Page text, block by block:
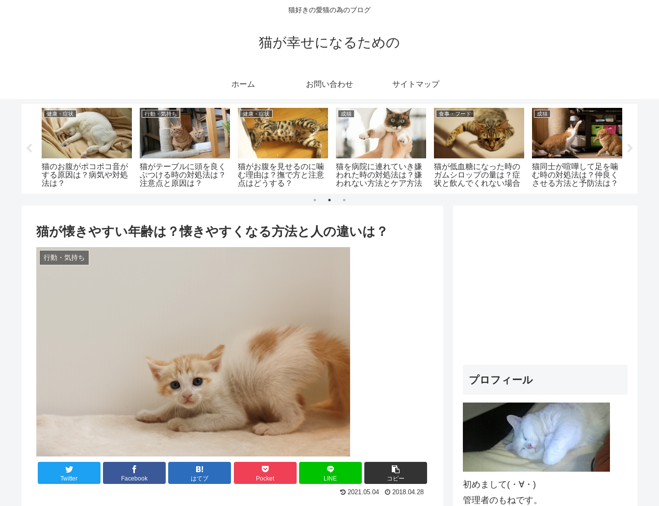
猫好きの愛猫の為のブログ
猫が幸せになるための
ホーム お問い合わせ サイトマップ
健康・症状
猫のお腹がポコポコ音が
する原因は？病気や対処
法は？
行動・気持ち
猫がテーブルに頭を良く
ぶつける時の対処法は？
注意点と原因は？
健康・症状
猫がお腹を見せるのに噛
む理由は？撫で方と注意
点はどうする？
成猫
猫を病院に連れていき嫌
われた時の対処法は？嫌
われない方法とケア方法
食事・フード
猫が低血糖になった時の
ガムシロップの量は？症
状と飲んでくれない場合
成猫
猫同士が喧嘩して足を噛
む時の対処法は？仲良く
させる方法と予防法は？
猫が懐きやすい年齢は？懐きやすくなる方法と人の違いは？
行動・気持ち
Twitter Facebook はてブ Pocket LINE コピー
2021.05.04 2018.04.28
プロフィール
初めまして(・∀・)
管理者のもねです。